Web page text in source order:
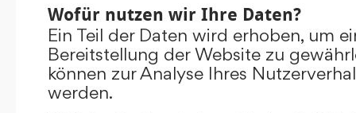
Wofür nutzen wir Ihre Daten?
Ein Teil der Daten wird erhoben, um
Bereitstellung der Website zu
können zur Analyse Ihres
werden.